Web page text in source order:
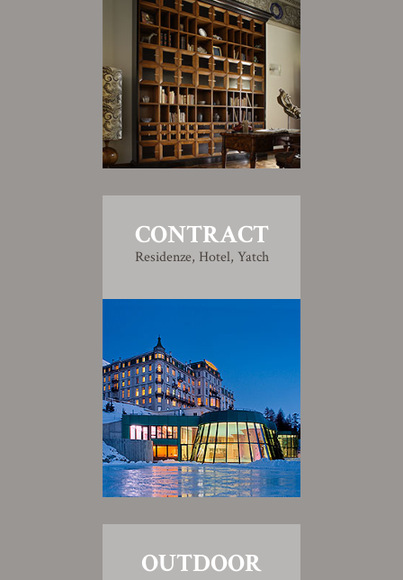
CONTRACT
Residenze, Hotel, Yatch
OUTDOOR